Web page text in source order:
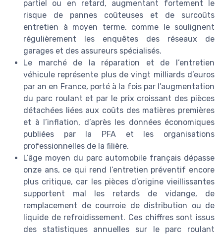
partiel ou en retard, augmentant fortement le
risque de pannes coûteuses et de surcoûts
entretien à moyen terme, comme le soulignent
régulièrement les enquêtes des réseaux de
garages et des assureurs spécialisés.
Le marché de la réparation et de l’entretien
véhicule représente plus de vingt milliards d’euros
par an en France, porté à la fois par l’augmentation
du parc roulant et par le prix croissant des pièces
détachées liées aux coûts des matières premières
et à l’inflation, d’après les données économiques
publiées par la PFA et les organisations
professionnelles de la filière.
L’âge moyen du parc automobile français dépasse
onze ans, ce qui rend l’entretien préventif encore
plus critique, car les pièces d’origine vieillissantes
supportent mal les retards de vidange, de
remplacement de courroie de distribution ou de
liquide de refroidissement. Ces chiffres sont issus
des statistiques annuelles sur le parc roulant